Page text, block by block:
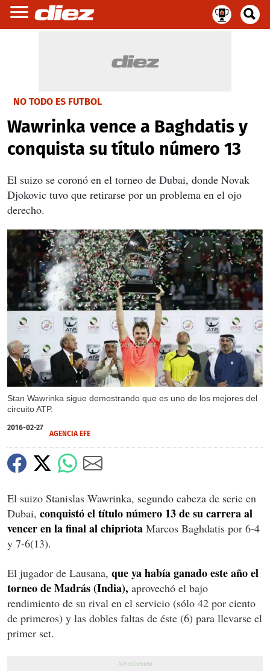
NO TODO ES FUTBOL
Wawrinka vence a Baghdatis y
conquista su título número 13
El suizo se coronó en el torneo de Dubai, donde Novak
Djokovic tuvo que retirarse por un problema en el ojo
derecho.
Stan Wawrinka sigue demostrando que es uno de los mejores del
circuito ATP.
X
2016-02-27
AGENCIA EFE
El suizo Stanislas Wawrinka, segundo cabeza de serie en
Dubai, conquistó el título número 13 de su carrera al
vencer en la final al chipriota Marcos Baghdatis por 6-4
y 7-6(13).
El jugador de Lausana, que ya había ganado este año el
torneo de Madrás (India), aprovechó el bajo
rendimiento de su rival en el servicio (sólo 42 por ciento
de primeros) y las dobles faltas de éste (6) para llevarse el
primer set.